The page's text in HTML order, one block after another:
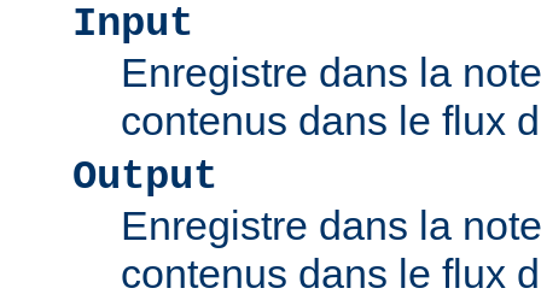
Input
Enregistre dans la
contenus dans le flux
Output
Enregistre dans la
contenus dans le flux